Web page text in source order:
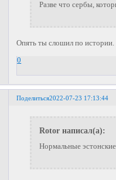
Разве что сербы,
Опять ты слошил по
0
Поделиться2022-07-23 17:13:44
Rotor написал(а):
Нормальные